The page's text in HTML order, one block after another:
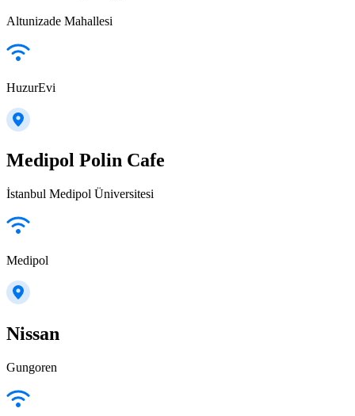
Altunizade Mahallesi
HuzurEvi
Medipol Polin Cafe
İstanbul Medipol Üniversitesi
Medipol
Nissan
Gungoren